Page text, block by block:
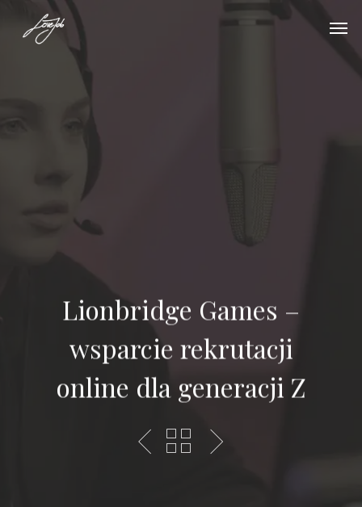
Lionbridge Games –
wsparcie rekrutacji
online dla generacji Z